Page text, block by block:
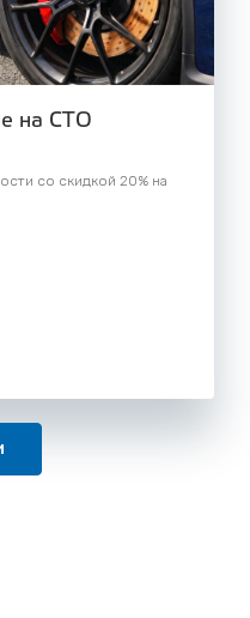
на СТО
со скидкой 20% на